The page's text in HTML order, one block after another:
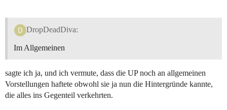
DropDeadDiva:
Im Allgemeinen
sagte ich ja, und ich vermute, dass die UP noch an allgemeinen
Vorstellungen haftete obwohl sie ja nun die Hintergründe kannte,
die alles ins Gegenteil verkehrten.